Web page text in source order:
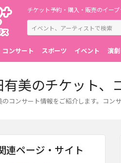
チケット予約・購入・販売のイープ
コンサート スポーツ イベント 演
有美のチケット、
のコンサート情報をご紹介します。コン
連ページ・サイト